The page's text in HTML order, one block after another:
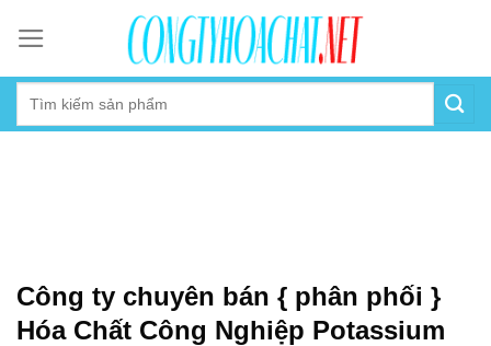
content
Công ty chuyên bán { phân phối }
Hóa Chất Công Nghiệp Potassium